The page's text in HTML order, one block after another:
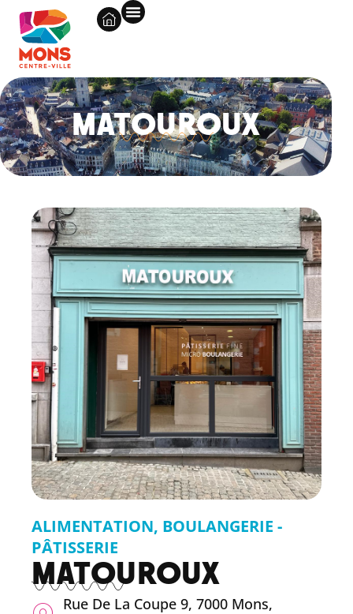
MATOUROUX
ALIMENTATION, BOULANGERIE -
PÂTISSERIE
MATOUROUX
Rue De La Coupe 9, 7000 Mons,